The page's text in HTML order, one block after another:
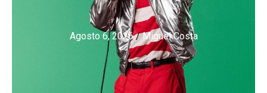
Agosto 6, 2026 / Miguel Costa